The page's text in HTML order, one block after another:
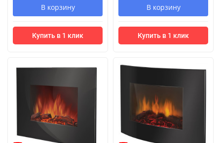
В корзину
Купить в 1 клик
В корзину
Купить в 1 клик